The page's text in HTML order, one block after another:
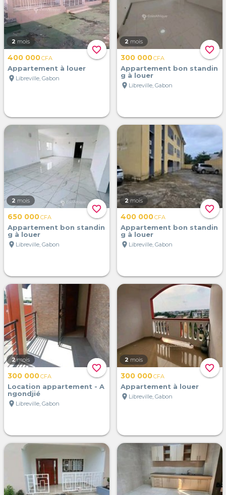
favorite_border
2 mois
400 000CFA
Appartement à louer
location_on Libreville, Gabon
favorite_border
2 mois
300 000CFA
Appartement bon standin
g à louer
location_on Libreville, Gabon
favorite_border
2 mois
650 000CFA
Appartement bon standin
g à louer
location_on Libreville, Gabon
favorite_border
2 mois
400 000CFA
Appartement bon standin
g à louer
location_on Libreville, Gabon
favorite_border
2 mois
300 000CFA
Location appartement - A
ngondjié
location_on Libreville, Gabon
favorite_border
2 mois
300 000CFA
Appartement à louer
location_on Libreville, Gabon